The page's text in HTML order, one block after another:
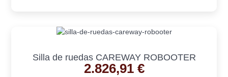
Silla de ruedas CAREWAY ROBOOTER
2.826,91 €